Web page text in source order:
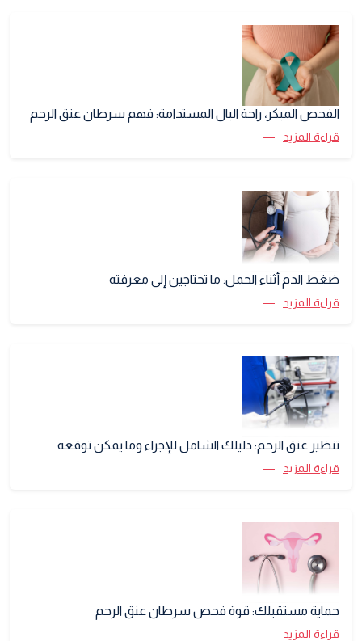
الفحص المبكر، راحة البال المستدامة: فهم سرطان عنق الرحم
قراءة المزيد
ضغط الدم أثناء الحمل: ما تحتاجين إلى معرفته
قراءة المزيد
تنظير عنق الرحم: دليلك الشامل للإجراء وما يمكن توقعه
قراءة المزيد
حماية مستقبلك: قوة فحص سرطان عنق الرحم
قراءة المزيد